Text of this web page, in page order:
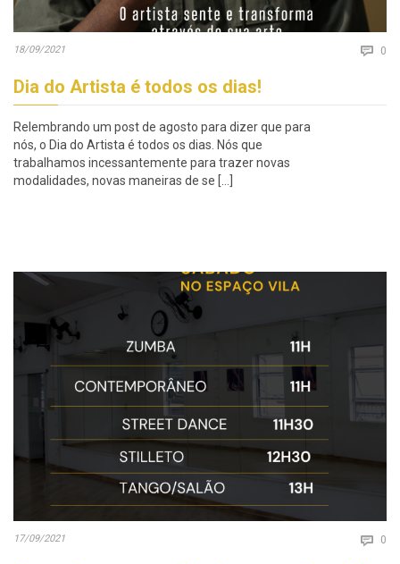
18/09/2021  0
Dia do Artista é todos os dias!
Relembrando um post de agosto para dizer que para
nós, o Dia do Artista é todos os dias. Nós que
trabalhamos incessantemente para trazer novas
modalidades, novas maneiras de se […]
17/09/2021  0